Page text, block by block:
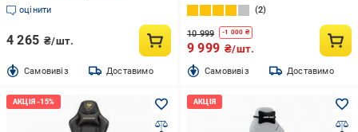
оцінити
4 265 ₴/шт.
Cамовивіз Доставимо
2
10 999 -1 000 ₴
9 999 ₴/шт.
Cамовивіз Доставимо